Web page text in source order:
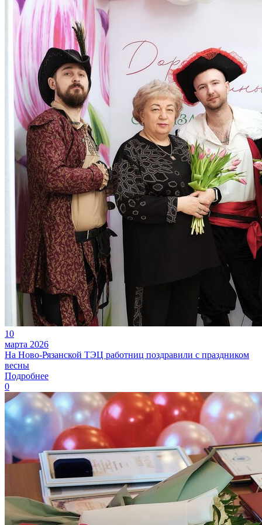
10
марта 2026
На Ново-Рязанской ТЭЦ работниц поздравили с праздником
весны
Подробнее
0